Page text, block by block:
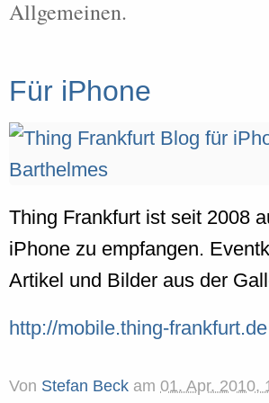
Allgemeinen.
Für iPhone
Thing Frankfurt ist seit 2008
iPhone zu empfangen.
Artikel und Bilder aus der
http://mobile.thing-frankfurt.de
Von Stefan Beck am 01. Apr. 2010,